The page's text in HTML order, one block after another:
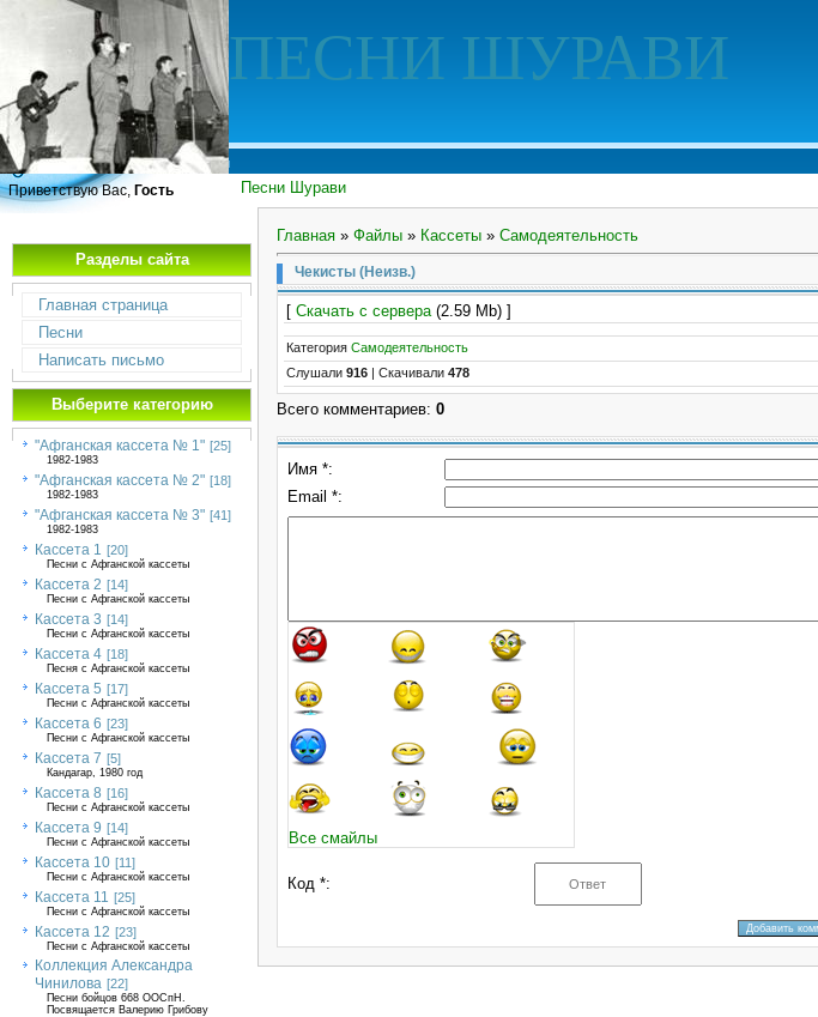
ПЕСНИ ШУРАВИ
Песни Шурави
Приветствую Вас, Гость
Разделы сайта
Главная страница
Песни
Написать письмо
Выберите категорию
"Афганская кассета № 1" [25]
1982-1983
"Афганская кассета № 2" [18]
1982-1983
"Афганская кассета № 3" [41]
1982-1983
Кассета 1 [20]
Песни с Афганской кассеты
Кассета 2 [14]
Песни с Афганской кассеты
Кассета 3 [14]
Песни с Афганской кассеты
Кассета 4 [18]
Песня с Афганской кассеты
Кассета 5 [17]
Песни с Афганской кассеты
Кассета 6 [23]
Песни с Афганской кассеты
Кассета 7 [5]
Кандагар, 1980 год
Кассета 8 [16]
Песни с Афганской кассеты
Кассета 9 [14]
Песни с Афганской кассеты
Кассета 10 [11]
Песни с Афганской кассеты
Кассета 11 [25]
Песни с Афганской кассеты
Кассета 12 [23]
Песни с Афганской кассеты
Коллекция Александра
Чинилова [22]
Песни бойцов 668 ООСпН.
Посвящается Валерию Грибову
Главная » Файлы » Кассеты » Самодеятельность
Чекисты (Неизв.)
[ Скачать с сервера(2.59 Mb) ]
Категория Самодеятельность
Слушали 916 Скачивали 478
Всего комментариев: 0
Имя *:
Email *:
Все смайлы
Код *: